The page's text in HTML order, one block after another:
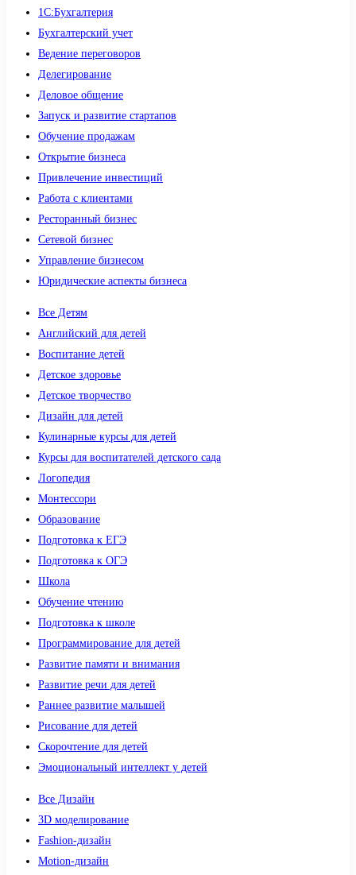
1C:Бухгалтерия
Бухгалтерский учет
Ведение переговоров
Делегирование
Деловое общение
Запуск и развитие стартапов
Обучение продажам
Открытие бизнеса
Привлечение инвестиций
Работа с клиентами
Ресторанный бизнес
Сетевой бизнес
Управление бизнесом
Юридические аспекты бизнеса
Все Детям
Английский для детей
Воспитание детей
Детское здоровье
Детское творчество
Дизайн для детей
Кулинарные курсы для детей
Курсы для воспитателей детского сада
Логопедия
Монтессори
Образование
Подготовка к ЕГЭ
Подготовка к ОГЭ
Школа
Обучение чтению
Подготовка к школе
Программирование для детей
Развитие памяти и внимания
Развитие речи для детей
Раннее развитие малышей
Рисование для детей
Скорочтение для детей
Эмоциональный интеллект у детей
Все Дизайн
3D моделирование
Fashion-дизайн
Motion-дизайн